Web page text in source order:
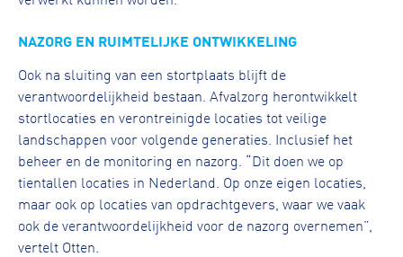
NAZORG EN RUIMTELIJKE ONTWIKKELING
Ook na sluiting van een stortplaats blijft de
verantwoordelijkheid bestaan. Afvalzorg herontwikkelt
stortlocaties en verontreinigde locaties tot veilige
landschappen voor volgende generaties. Inclusief het
beheer en de monitoring en nazorg. “Dit doen we op
tientallen locaties in Nederland. Op onze eigen locaties,
maar ook op locaties van opdrachtgevers, waar we vaak
ook de verantwoordelijkheid voor de nazorg overnemen”,
vertelt Otten.